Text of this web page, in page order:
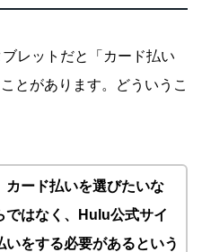
レットだと「カード払い
とがあります。どういうこ
カード払いを選びたいな
ではなく、Hulu公式サイ
いをする必要があるという